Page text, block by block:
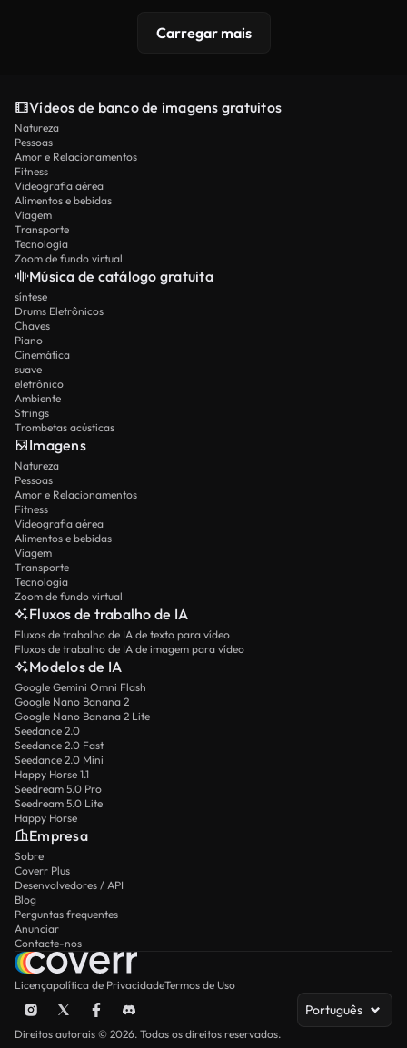
Carregar mais
Vídeos de banco de imagens gratuitos
Natureza
Pessoas
Amor e Relacionamentos
Fitness
Videografia aérea
Alimentos e bebidas
Viagem
Transporte
Tecnologia
Zoom de fundo virtual
Música de catálogo gratuita
síntese
Drums Eletrônicos
Chaves
Piano
Cinemática
suave
eletrônico
Ambiente
Strings
Trombetas acústicas
Imagens
Natureza
Pessoas
Amor e Relacionamentos
Fitness
Videografia aérea
Alimentos e bebidas
Viagem
Transporte
Tecnologia
Zoom de fundo virtual
Fluxos de trabalho de IA
Fluxos de trabalho de IA de texto para vídeo
Fluxos de trabalho de IA de imagem para vídeo
Modelos de IA
Google Gemini Omni Flash
Google Nano Banana 2
Google Nano Banana 2 Lite
Seedance 2.0
Seedance 2.0 Fast
Seedance 2.0 Mini
Happy Horse 1.1
Seedream 5.0 Pro
Seedream 5.0 Lite
Happy Horse
Empresa
Sobre
Coverr Plus
Desenvolvedores / API
Blog
Perguntas frequentes
Anunciar
Contacte-nos
Licençapolítica de PrivacidadeTermos de Uso
Português
Direitos autorais © 2026. Todos os direitos reservados.